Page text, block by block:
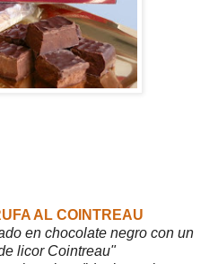
AL COINTREAU
en chocolate negro con un
licor Cointreau"